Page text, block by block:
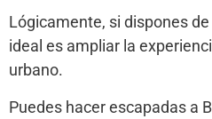
Lógicamente, si dispones
ideal es ampliar la
urbano.
Puedes hacer escapadas a